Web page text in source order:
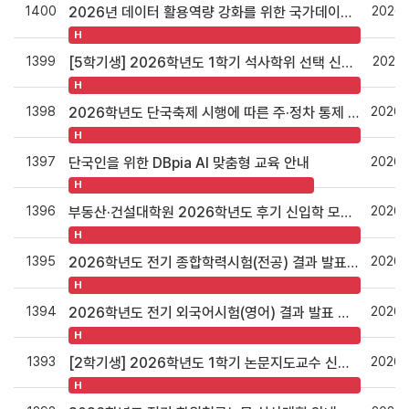
1400 2026년 데이터 활용역량 강화를 위한 국가데이터인재개발원 이러닝 무료 교육과정 안내
H
1399 [5학기생] 2026학년도 1학기 석사학위 선택 신청 안내
H
1398 2026학년도 단국축제 시행에 따른 주·정차 통제 협조 요청
H
1397 단국인을 위한 DBpia AI 맞춤형 교육 안내
H
1396 부동산·건설대학원 2026학년도 후기 신입학 모집 안내
H
1395 2026학년도 전기 종합학력시험(전공) 결과 발표 안내
H
1394 2026학년도 전기 외국어시험(영어) 결과 발표 안내
H
1393 [2학기생] 2026학년도 1학기 논문지도교수 신청 안내
H